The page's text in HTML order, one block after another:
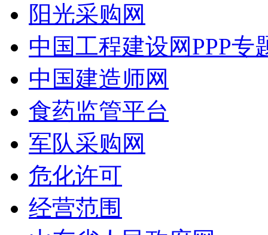
阳光采购网
中国工程建设网PPP专
中国建造师网
食药监管平台
军队采购网
危化许可
经营范围